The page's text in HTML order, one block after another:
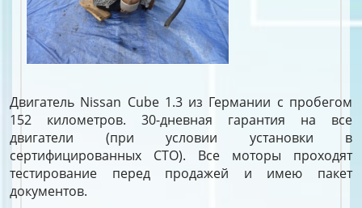
Двигатель Nissan Cube 1.3 из Германии с пробегом
152 километров. 30-дневная гарантия на все
двигатели (при условии установки в
сертифицированных СТО). Все моторы проходят
тестирование перед продажей и имею пакет
документов.